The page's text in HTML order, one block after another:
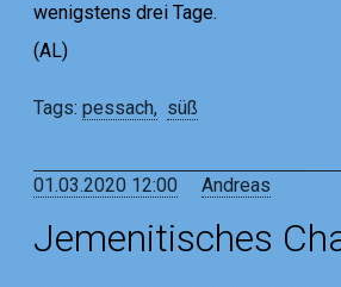
wenigstens drei Tage.
(AL)
Tags:pessach süß
01.03.2020 12:00 Andreas
Jemenitisches